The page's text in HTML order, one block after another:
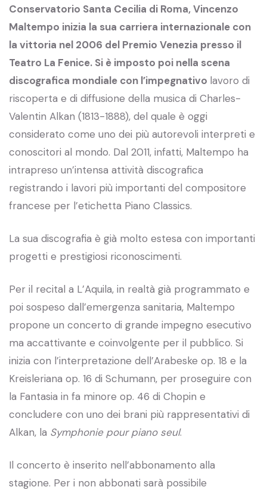
Conservatorio Santa Cecilia di Roma, Vincenzo
Maltempo inizia la sua carriera internazionale con
la vittoria nel 2006 del Premio Venezia presso il
Teatro La Fenice. Si è imposto poi nella scena
discografica mondiale con l’impegnativo lavoro di
riscoperta e di diffusione della musica di Charles-
Valentin Alkan (1813-1888), del quale è oggi
considerato come uno dei più autorevoli interpreti e
conoscitori al mondo. Dal 2011, infatti, Maltempo ha
intrapreso un’intensa attività discografica
registrando i lavori più importanti del compositore
francese per l’etichetta Piano Classics.
La sua discografia è già molto estesa con importanti
progetti e prestigiosi riconoscimenti.
Per il recital a L’Aquila, in realtà già programmato e
poi sospeso dall’emergenza sanitaria, Maltempo
propone un concerto di grande impegno esecutivo
ma accattivante e coinvolgente per il pubblico. Si
inizia con l’interpretazione dell’Arabeske op. 18 e la
Kreisleriana op. 16 di Schumann, per proseguire con
la Fantasia in fa minore op. 46 di Chopin e
concludere con uno dei brani più rappresentativi di
Alkan, la Symphonie pour piano seul.
Il concerto è inserito nell’abbonamento alla
stagione. Per i non abbonati sarà possibile